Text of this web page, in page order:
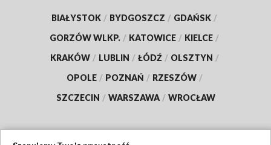
BIAŁYSTOK / BYDGOSZCZ / GDAŃSK /
GORZÓW WLKP. / KATOWICE / KIELCE /
KRAKÓW / LUBLIN / ŁÓDŹ / OLSZTYN /
OPOLE / POZNAŃ / RZESZÓW /
SZCZECIN / WARSZAWA / WROCŁAW